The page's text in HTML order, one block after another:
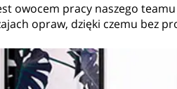
owocem pracy naszego
opraw, dzięki czemu bez